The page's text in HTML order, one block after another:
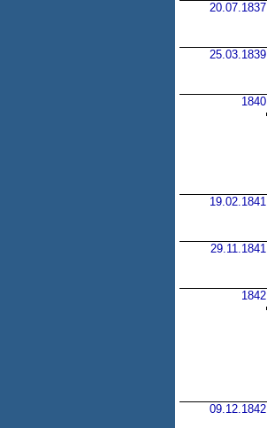
20.07.1837
25.03.1839
1840
19.02.1841
29.11.1841
1842
09.12.1842